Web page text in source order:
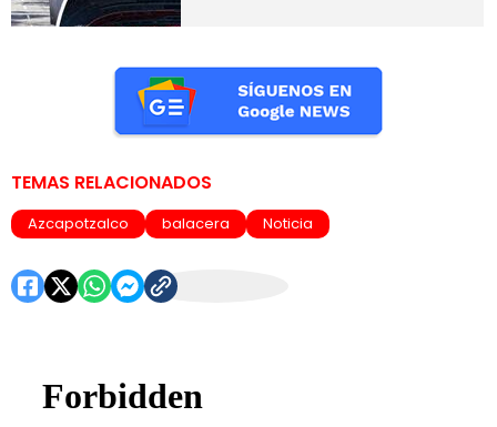
TEMAS RELACIONADOS
Azcapotzalco balacera Noticia